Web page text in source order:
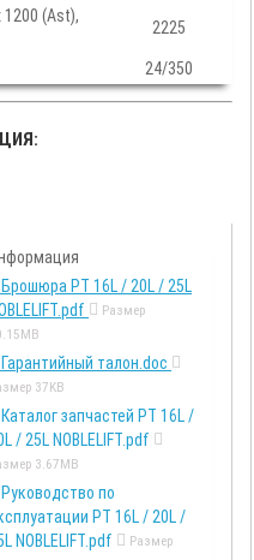
1200 (Ast),
2225
24/350
Брошюра PT 16L / 20L / 25L
Размер
Гарантийный талон.doc
37KB
Каталог запчастей PT 16L /
/ 25L NOBLELIFT.pdf
3.67MB
Руководство по
PT 16L / 20L /
NOBLELIFT.pdf
Размер